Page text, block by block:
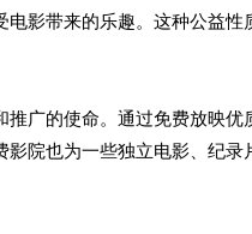
影带来的乐趣。这种公益
广的使命。通过免费放映
院也为一些独立电影、纪